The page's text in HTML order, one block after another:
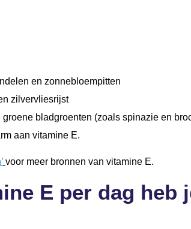
en zonnebloempitten
zilvervliesrijst
groene bladgroenten (zoals spinazie en
aan vitamine E.
voor meer bronnen van vitamine E.
E per dag heb